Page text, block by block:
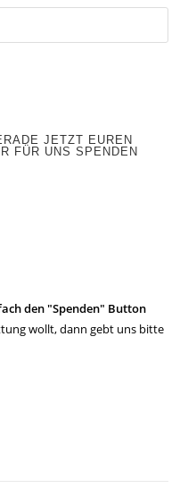
JETZT EUREN
FÜR UNS SPENDEN
den "Spenden" Button
wollt, dann gebt uns bitte